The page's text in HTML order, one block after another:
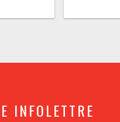
INFOLETTRE